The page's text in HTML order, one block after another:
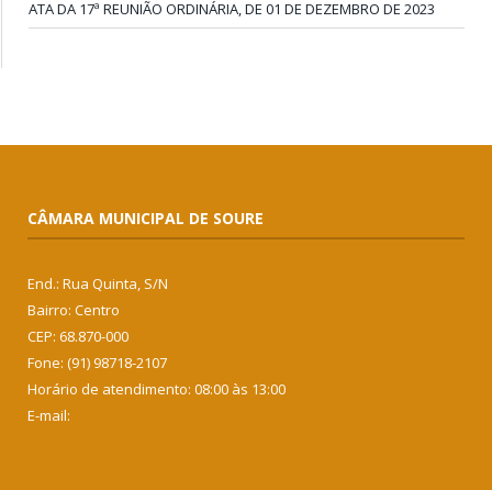
ATA DA 17ª REUNIÃO ORDINÁRIA, DE 01 DE DEZEMBRO DE 2023
CÂMARA MUNICIPAL DE SOURE
End.: Rua Quinta, S/N
Bairro: Centro
CEP: 68.870-000
Fone: (91) 98718-2107
Horário de atendimento: 08:00 às 13:00
E-mail: